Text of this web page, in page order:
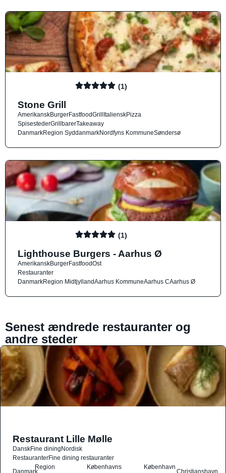
(1)
Stone Grill
AmerikanskBurgerFastfoodGrillItalienskPizza
SpisestederGrillbarerTakeaway
DanmarkRegion SyddanmarkNordfyns KommuneSøndersø
(1)
Lighthouse Burgers - Aarhus Ø
AmerikanskBurgerFastfoodOst
Restauranter
DanmarkRegion MidtjyllandAarhus KommuneAarhus CAarhus Ø
Senest ændrede restauranter og
andre steder
Restaurant Lille Mølle
DanskFine diningNordisk
RestauranterFine dining restauranter
Danmark
Region
Københavns
København
Christianshavn